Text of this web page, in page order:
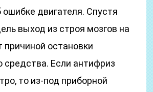
ошибке двигателя. Спустя
выход из строя мозгов на
причиной остановки
средства. Если антифриз
то из-под приборной